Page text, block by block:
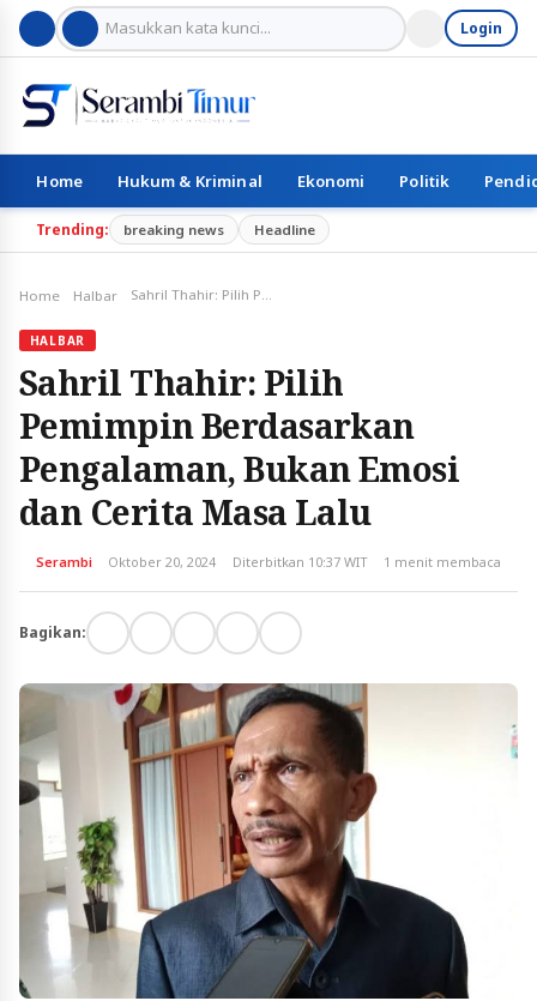
Login
Home Hukum & Kriminal Ekonomi Politik
Trending: breaking news Headline
Home Halbar Sahril Thahir: Pilih Pemimpin Berdasarkan Pengalaman, Bukan Emosi dan Cerita Masa Lalu
HALBAR
Sahril Thahir: Pilih
Pemimpin Berdasarkan
Pengalaman, Bukan Emosi
dan Cerita Masa Lalu
Serambi Oktober 20, 2024 Diterbitkan 10:37 WIT 1 menit membaca
Bagikan: